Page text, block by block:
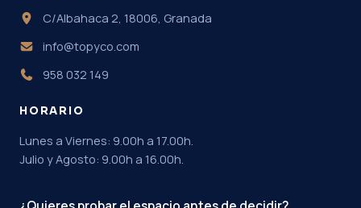
C/Albahaca 2, 18006, Granada
info@topyco.com
958 032 149
HORARIO
Lunes a Viernes: 9.00h a 17.00h.
Julio y Agosto: 9.00h a 16.00h.